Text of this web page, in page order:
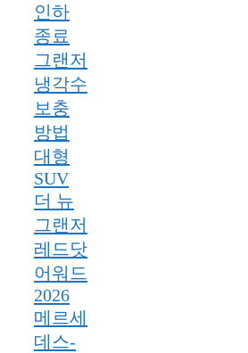
인하
종료
그랜저
냉각수
보충
방법
대형
SUV
더 뉴
그랜저
레드닷
어워드
2026
메르세
데스-